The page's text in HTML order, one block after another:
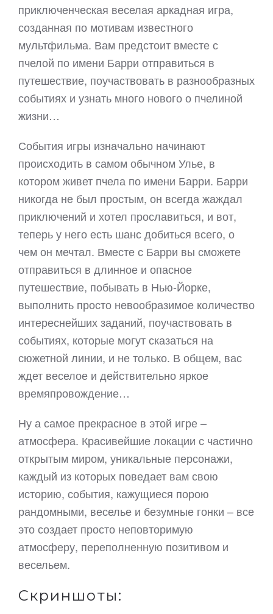
приключенческая веселая аркадная игра,
созданная по мотивам известного
мультфильма. Вам предстоит вместе с
пчелой по имени Барри отправиться в
путешествие, поучаствовать в разнообразных
событиях и узнать много нового о пчелиной
жизни…
События игры изначально начинают
происходить в самом обычном Улье, в
котором живет пчела по имени Барри. Барри
никогда не был простым, он всегда жаждал
приключений и хотел прославиться, и вот,
теперь у него есть шанс добиться всего, о
чем он мечтал. Вместе с Барри вы сможете
отправиться в длинное и опасное
путешествие, побывать в Нью-Йорке,
выполнить просто невообразимое количество
интереснейших заданий, поучаствовать в
событиях, которые могут сказаться на
сюжетной линии, и не только. В общем, вас
ждет веселое и действительно яркое
времяпровождение…
Ну а самое прекрасное в этой игре –
атмосфера. Красивейшие локации с частично
открытым миром, уникальные персонажи,
каждый из которых поведает вам свою
историю, события, кажущиеся порою
рандомными, веселье и безумные гонки – все
это создает просто неповторимую
атмосферу, переполненную позитивом и
весельем.
Скриншоты: